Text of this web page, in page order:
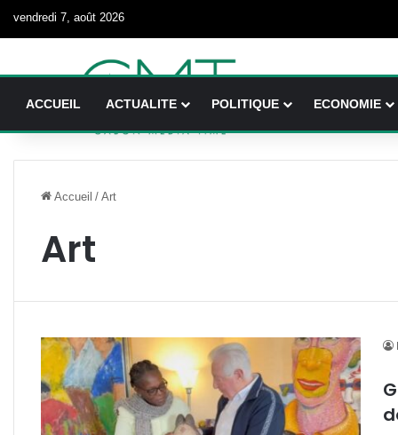
vendredi 7, août 2026
ACCUEIL ACTUALITE POLITIQUE ECONOMIE
Accueil / Art
Art